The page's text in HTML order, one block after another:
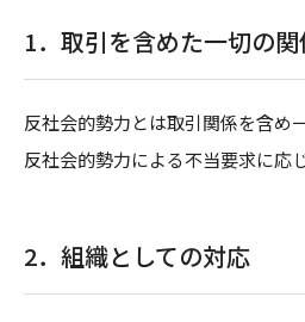
1． 取引を含めた一切の
反社会的勢力とは取引関係を含め
反社会的勢力による不当要求に応
2． 組織としての対応